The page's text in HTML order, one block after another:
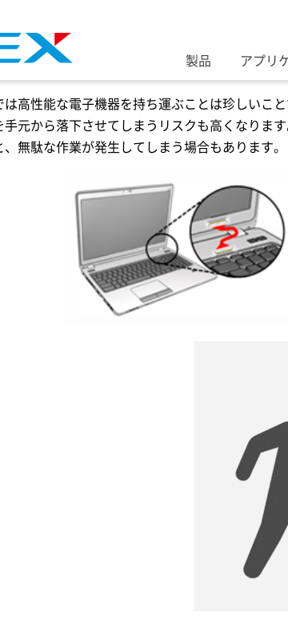
製品 アプリ
は高性能な電子機器を持ち運ぶことは珍しいこ
手元から落下させてしまうリスクも高くなりま
、無駄な作業が発生してしまう場合もあります。